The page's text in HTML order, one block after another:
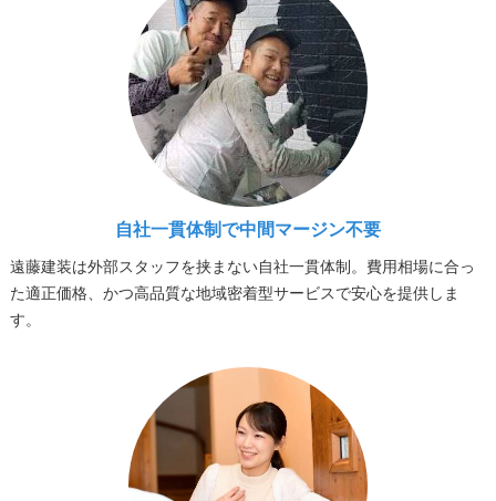
自社一貫体制で中間マージン不要
遠藤建装は外部スタッフを挟まない自社一貫体制。費用相場に合っ
た適正価格、かつ高品質な地域密着型サービスで安心を提供しま
す。